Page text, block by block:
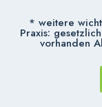
* weitere
Praxis:
vorhanden